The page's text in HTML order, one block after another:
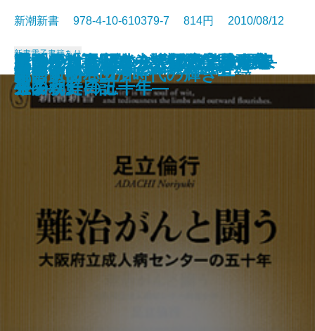
ロックと共に年をとる
国家の命運
核がなくならない7つの理由
イスラエル―ユダヤパワーの源泉
―
イランはこれからどうなるのか―
「イスラム大国」の真実―
企業買収の裏側―M＆A入門―
文士の私生活―昭和文壇交友録―
異形の日本人
テレビの大罪
大女優物語―オードリー、マリリ
ン、リズ―
新潮新書 978-4-10-610379-7 814円 2010/08/12
新書電子書籍あり
難治がんと闘う―大阪府立成人病
センターの五十年―
もののけの正体―怪談はこうして
生まれた―
通販―「不況知らず」の業界研究
―
死刑絶対肯定論―無期懲役囚の主
張―
読む人間ドック
降ろされた日の丸―国民学校一年
生の朝鮮日記―
即答するバカ
ポスト・モバイル―ITとヒトの未
来図―
気にするな
開国前夜―田沼時代の輝き―